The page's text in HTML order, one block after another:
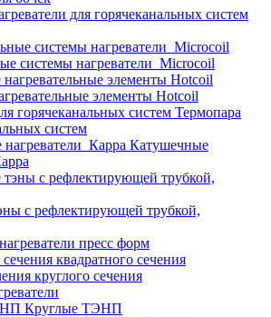
для горячеканальных систем
системы нагреватели_Microcoil
элементы Hotcoil
Термопара
систем
Катушечные
с рефлектирующей трубкой,
пресс форм
квадратного сечения
круглого сечения
Круглые ТЭНП